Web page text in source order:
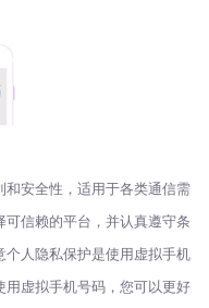
和安全性，适用于各类通信需
信赖的平台，并认真遵守条
人隐私保护是使用虚拟手机
虚拟手机号码，您可以更好